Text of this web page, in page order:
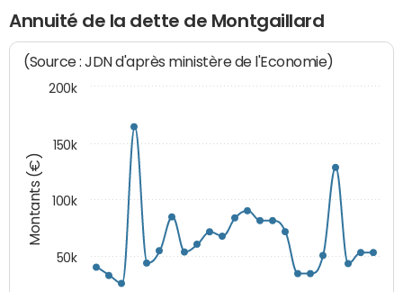
Annuité de la dette de Montgaillard
Montants (€)
(Source : JDN d'après ministère de l'Economie)
50k
100k
150k
200k